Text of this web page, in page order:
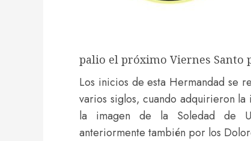
palio el próximo Viernes Santo
Los inicios de esta Hermandad se
varios siglos, cuando adquirieron
la imagen de la Soledad de
anteriormente también por los